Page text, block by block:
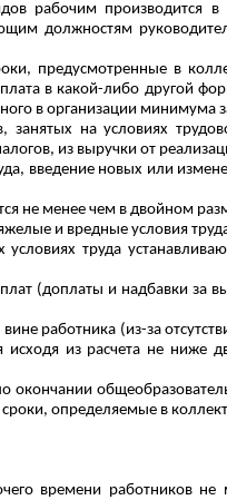
рабочим производится
должностям
предусмотренные в
в какой-либо другой
в организации
занятых на условиях
из выручки от
введение новых или
не менее чем в двойном
и вредные условия
труда
(доплаты и надбавки за
работника (из-за
из расчета не ниже
окончании
определяемые в
времени работников